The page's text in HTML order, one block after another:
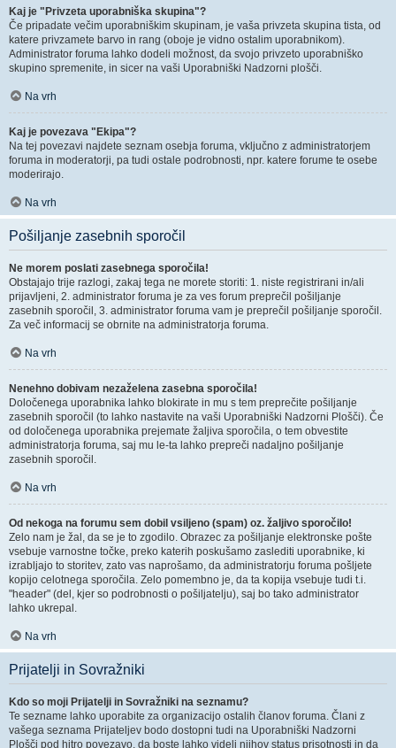
Kaj je "Privzeta uporabniška skupina"?
Če pripadate večim uporabniškim skupinam, je vaša privzeta skupina tista, od
katere privzamete barvo in rang (oboje je vidno ostalim uporabnikom).
Administrator foruma lahko dodeli možnost, da svojo privzeto uporabniško
skupino spremenite, in sicer na vaši Uporabniški Nadzorni plošči.
Na vrh
Kaj je povezava "Ekipa"?
Na tej povezavi najdete seznam osebja foruma, vključno z administratorjem
foruma in moderatorji, pa tudi ostale podrobnosti, npr. katere forume te osebe
moderirajo.
Na vrh
Pošiljanje zasebnih sporočil
Ne morem poslati zasebnega sporočila!
Obstajajo trije razlogi, zakaj tega ne morete storiti: 1. niste registrirani in/ali
prijavljeni, 2. administrator foruma je za ves forum preprečil pošiljanje
zasebnih sporočil, 3. administrator foruma vam je preprečil pošiljanje sporočil.
Za več informacij se obrnite na administratorja foruma.
Na vrh
Nenehno dobivam nezaželena zasebna sporočila!
Določenega uporabnika lahko blokirate in mu s tem preprečite pošiljanje
zasebnih sporočil (to lahko nastavite na vaši Uporabniški Nadzorni Plošči). Če
od določenega uporabnika prejemate žaljiva sporočila, o tem obvestite
administratorja foruma, saj mu le-ta lahko prepreči nadaljno pošiljanje
zasebnih sporočil.
Na vrh
Od nekoga na forumu sem dobil vsiljeno (spam) oz. žaljivo sporočilo!
Zelo nam je žal, da se je to zgodilo. Obrazec za pošiljanje elektronske pošte
vsebuje varnostne točke, preko katerih poskušamo zaslediti uporabnike, ki
izrabljajo to storitev, zato vas naprošamo, da administratorju foruma pošljete
kopijo celotnega sporočila. Zelo pomembno je, da ta kopija vsebuje tudi t.i.
"header" (del, kjer so podrobnosti o pošiljatelju), saj bo tako administrator
lahko ukrepal.
Na vrh
Prijatelji in Sovražniki
Kdo so moji Prijatelji in Sovražniki na seznamu?
Te sezname lahko uporabite za organizacijo ostalih članov foruma. Člani z
vašega seznama Prijateljev bodo dostopni tudi na Uporabniški Nadzorni
Plošči pod hitro povezavo, da boste lahko videli njihov status prisotnosti in da